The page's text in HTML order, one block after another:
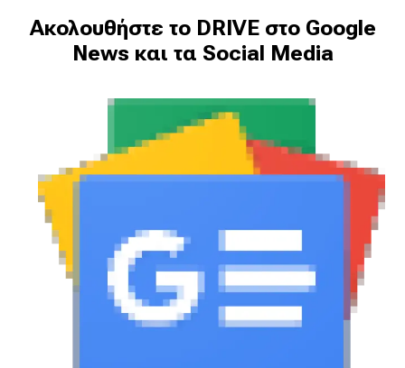
Ακολουθήστε το DRIVE στο Google
News και τα Social Media